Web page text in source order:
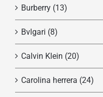
Burberry (13)
Bvlgari (8)
Calvin Klein (20)
Carolina herrera (24)